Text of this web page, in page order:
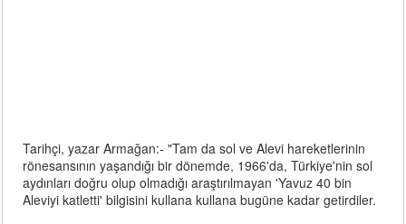
Tarihçi, yazar Armağan:- "Tam da sol ve Alevi hareketlerinin
rönesansının yaşandığı bir dönemde, 1966'da, Türkiye'nin sol
aydınları doğru olup olmadığı araştırılmayan 'Yavuz 40 bin
Aleviyi katletti' bilgisini kullana kullana bugüne kadar getirdiler.